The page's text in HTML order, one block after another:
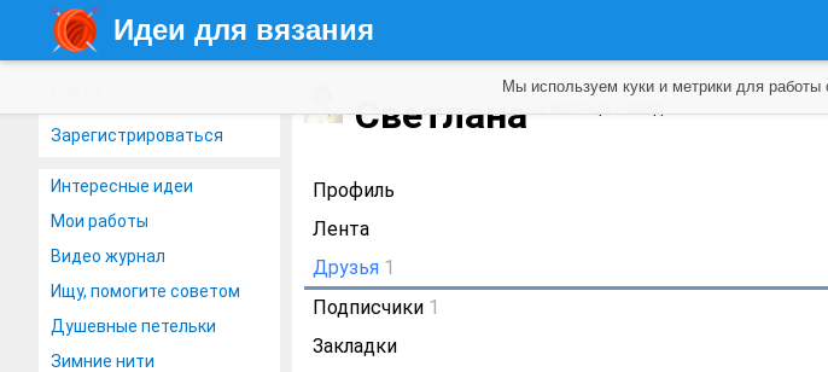
Идеи для вязания
Зарегистрироваться
Интересные идеи
Мои работы
Видео журнал
Ищу, помогите советом
Душевные петельки
Зимние нити
Светлана
Профиль
Лента
Друзья 1
Подписчики 1
Закладки
Мы используем куки и метрики для работы